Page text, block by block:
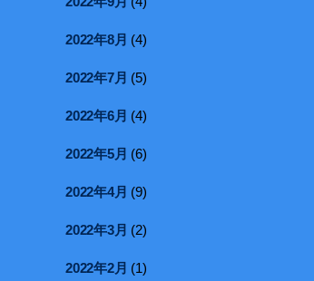
2022年8月 (4)
2022年7月 (5)
2022年6月 (4)
2022年5月 (6)
2022年4月 (9)
2022年3月 (2)
2022年2月 (1)